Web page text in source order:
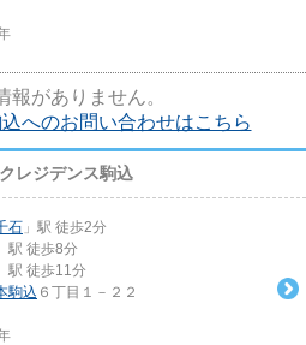
報がありません。
へのお問い合わせはこちら
レジデンス駒込
石 」駅 徒歩2分
」駅 徒歩8分
」駅 徒歩11分
駒込 ６丁目１－２２